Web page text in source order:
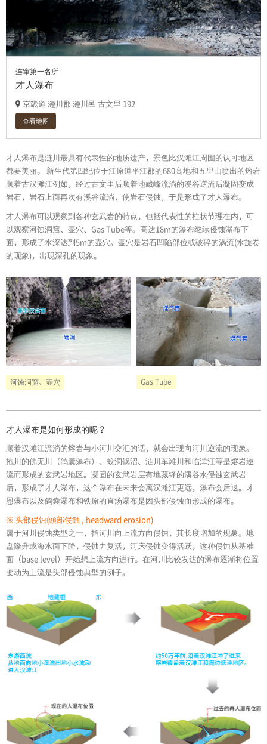
连窜第一名所
才人瀑布
京畿道 漣川郡 漣川邑 古文里 192
查看地图
才人瀑布是涟川最具有代表性的地质遗产，景色比汉滩江周围的认可地区
都要美丽。 新生代第四纪位于江原道平江郡的680高地和五里山喷出的熔岩
顺着古汉滩江例如，经过古文里后顺着地藏峰流淌的溪谷逆流后凝固变成
岩石，岩石上面再次有溪谷流淌，使岩石侵蚀，于是形成了才人瀑布。
才人瀑布可以观察到各种玄武岩的特点，包括代表性的柱状节理在内，可
以观察河蚀洞窟、壶穴、Gas Tube等。高达18m的瀑布继续侵蚀瀑布下
面，形成了水深达到5m的壶穴。壶穴是岩石凹陷部位或破碎的涡流(水旋卷
的现象)，出现深孔的现象。
河蚀洞窟、壶穴 Gas Tube
才人瀑布是如何形成的呢？
顺着汉滩江流淌的熔岩与小河川交汇的话，就会出现向河川逆流的现象。
抱川的佛无川（鸽囊瀑布）、蛟洞锅沼、涟川车滩川和临津江等是熔岩逆
流而形成的玄武岩地区。凝固的玄武岩层有地藏锋的溪谷水侵蚀玄武岩
后，形成了才人瀑布，这个瀑布在未来会离汉滩江更远，瀑布会后退。才
恩瀑布以及鸽囊瀑布和铁原的直汤瀑布是因头部侵蚀而形成的瀑布。
※ 头部侵蚀(頭部侵蝕 , headward erosion)
属于河川侵蚀类型之一，指河川向上流方向侵蚀，其长度增加的现象。地
盘隆升或海水面下降，侵蚀力复活，河床侵蚀变得活跃，这种侵蚀从基准
面（base level）开始想上流方向进行。在河川比较发达的瀑布逐渐将位置
变动为上流是头部侵蚀典型的例子。